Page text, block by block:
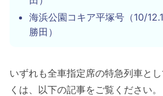
海浜公園コキア平塚号（10/
勝田）
いずれも全車指定席の特急列車と
くは、以下の記事をご覧ください。